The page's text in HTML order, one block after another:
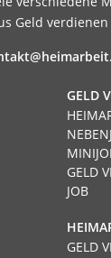
Geld
GELD
GELD
JOB
GELD